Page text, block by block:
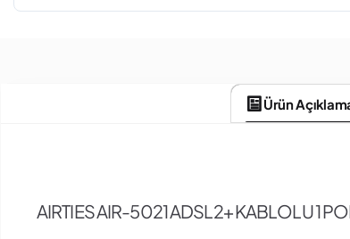
Ürün
AIRTIES AIR-5021 ADSL2+ KABLOLU 1